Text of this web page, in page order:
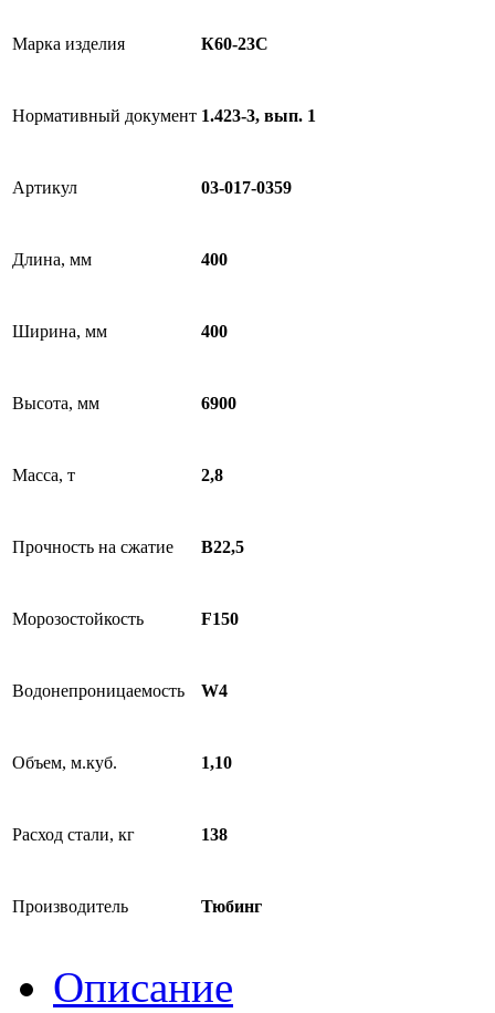
Марка изделия К60-23C
Нормативный документ 1.423-3, вып. 1
Артикул 03-017-0359
Длина, мм 400
Ширина, мм 400
Высота, мм 6900
Масса, т 2,8
Прочность на сжатие В22,5
Морозостойкость F150
Водонепроницаемость W4
Объем, м.куб. 1,10
Расход стали, кг 138
Производитель Тюбинг
Описание